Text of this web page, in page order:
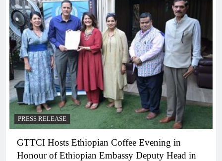
PRESS RELEASE
GTTCI Hosts Ethiopian Coffee Evening in
Honour of Ethiopian Embassy Deputy Head in